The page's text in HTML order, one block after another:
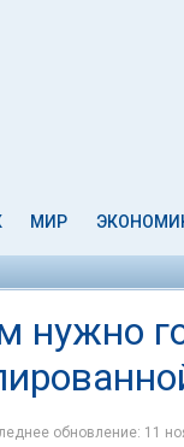
МИР
нужно
обновление: 11